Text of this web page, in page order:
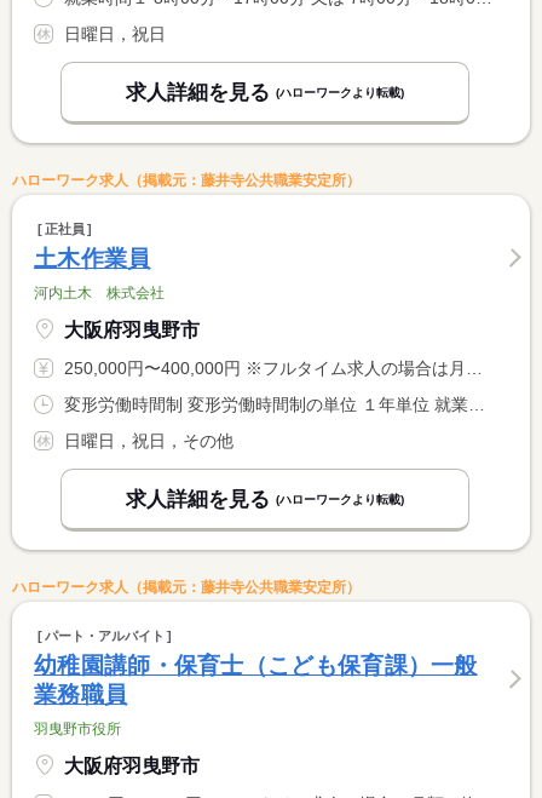
日曜日，祝日
求人詳細を見る (ハローワークより転載)
ハローワーク求人（掲載元：藤井寺公共職業安定所）
正社員
土木作業員
河内土木 株式会社
大阪府羽曳野市
250,000円〜400,000円 ※フルタイム求人の場合は月額（換算額）、パート求人の場合は時間額を表示しています。
日曜日，祝日，その他
求人詳細を見る (ハローワークより転載)
ハローワーク求人（掲載元：藤井寺公共職業安定所）
パート・アルバイト
幼稚園講師・保育士（こども保育課）一般
業務職員
羽曳野市役所
大阪府羽曳野市